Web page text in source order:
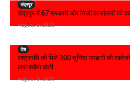
चंद्रपूर
चंद्रपुर में 67 सरकारी और निजी कार्यालयों को
August 5, 2026
देश
राष्ट्रपति को मिले 300 चुनिंदा उपहारों की
लगा सकेंगे बोली
August 5, 2026